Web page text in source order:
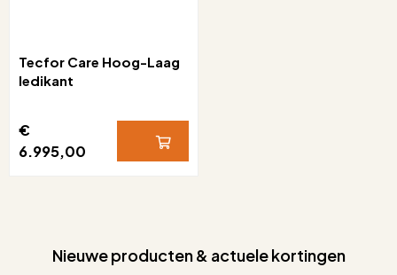
Tecfor Care Hoog-Laag
ledikant
€
6.995,00
Nieuwe producten & actuele kortingen